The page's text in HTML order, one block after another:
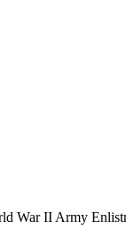
War II Army